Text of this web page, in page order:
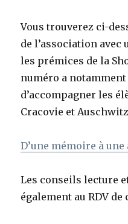
Vous trouverez ci-
de l’association
les prémices de la
numéro a
d’accompagner les
Cracovie et
D’une mémoire à une
Les conseils lecture
également au RDV de